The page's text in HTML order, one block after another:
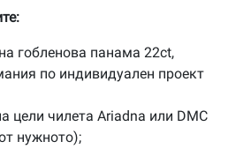
гобленова панама 22ct,
по индивидуален проект
цели чилета Ariadna или DMC
нужното);